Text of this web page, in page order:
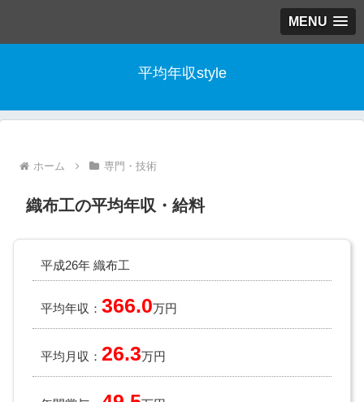
MENU
平均年収style
ホーム 専門・技術
織布工の平均年収・給料
平成26年 織布工
平均年収： 366.0万円
平均月収： 26.3万円